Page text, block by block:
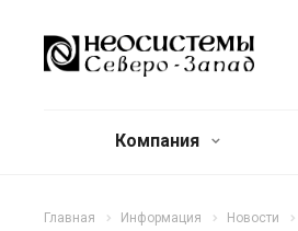
Компания
Главная Информация Новости